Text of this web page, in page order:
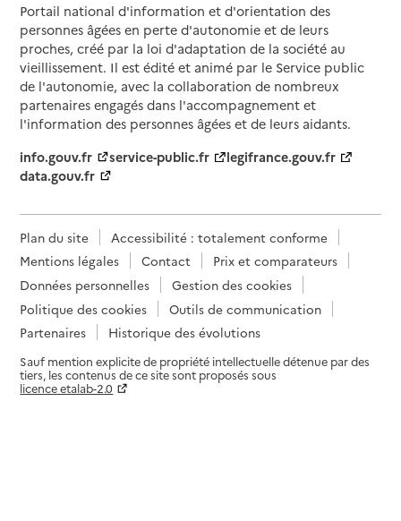
Portail national d'information et d'orientation des
personnes âgées en perte d'autonomie et de leurs
proches, créé par la loi d'adaptation de la société au
vieillissement. Il est édité et animé par le Service public
de l'autonomie, avec la collaboration de nombreux
partenaires engagés dans l'accompagnement et
l'information des personnes âgées et de leurs aidants.
info.gouv.fr
service-public.fr
legifrance.gouv.fr
data.gouv.fr
Plan du site
Accessibilité : totalement conforme
Mentions légales
Contact
Prix et comparateurs
Données personnelles
Gestion des cookies
Politique des cookies
Outils de communication
Partenaires
Historique des évolutions
Sauf mention explicite de propriété intellectuelle détenue par des
tiers, les contenus de ce site sont proposés sous
licence etalab-2.0